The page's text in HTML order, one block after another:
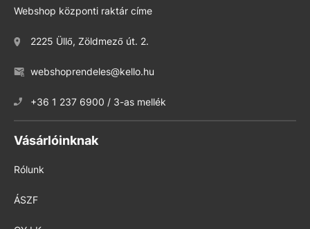
Webshop központi raktár címe
2225 Üllő, Zöldmező út. 2.
webshoprendeles@kello.hu
+36 1 237 6900 / 3-as mellék
Vásárlóinknak
Rólunk
ÁSZF